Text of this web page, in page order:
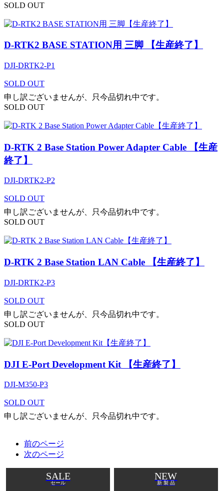
SOLD OUT
D-RTK2 BASE STATION用 三脚 【生産終了】
DJI-DRTK2-P1
SOLD OUT
申し訳ございませんが、只今品切れ中です。
SOLD OUT
D-RTK 2 Base Station Power Adapter Cable 【生産
終了】
DJI-DRTK2-P2
SOLD OUT
申し訳ございませんが、只今品切れ中です。
SOLD OUT
D-RTK 2 Base Station LAN Cable 【生産終了】
DJI-DRTK2-P3
SOLD OUT
申し訳ございませんが、只今品切れ中です。
SOLD OUT
DJI E-Port Development Kit 【生産終了】
DJI-M350-P3
SOLD OUT
申し訳ございませんが、只今品切れ中です。
前のページ
次のページ
SALE
セール
NEW
新 製 品